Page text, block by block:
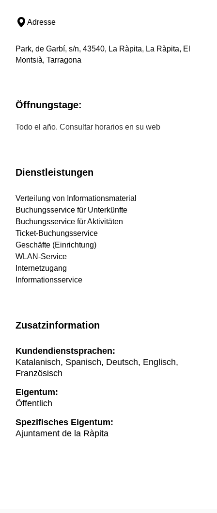
Adresse
Park, de Garbí, s/n, 43540, La Ràpita, La Ràpita, El
Montsià, Tarragona
Öffnungstage:
Todo el año. Consultar horarios en su web
Dienstleistungen
Verteilung von Informationsmaterial
Buchungsservice für Unterkünfte
Buchungsservice für Aktivitäten
Ticket-Buchungsservice
Geschäfte (Einrichtung)
WLAN-Service
Internetzugang
Informationsservice
Zusatzinformation
Kundendienstsprachen:
Katalanisch, Spanisch, Deutsch, Englisch,
Französisch
Eigentum:
Öffentlich
Spezifisches Eigentum:
Ajuntament de la Ràpita